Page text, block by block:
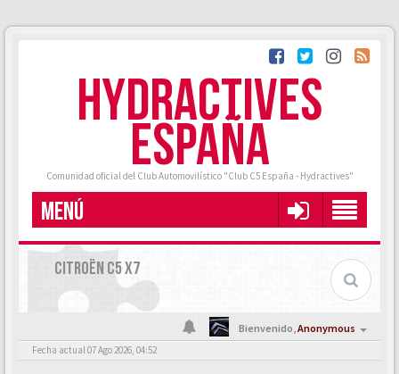
HYDRACTIVES
ESPAÑA
Comunidad oficial del Club Automovilístico "Club C5 España - Hydractives"
MENÚ
CITROËN C5 X7
Bienvenido,Anonymous
Fecha actual 07 Ago 2026, 04:52